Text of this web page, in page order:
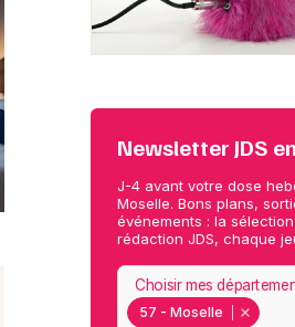
Newsletter JDS
J-4 avant votre dose
Moselle. Bons plans,
événements : la
rédaction JDS, chaque
57 - Moselle
Choisir mes